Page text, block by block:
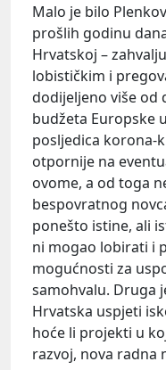
Malo je bilo
prošlih godinu
Hrvatskoj –
lobističkim i
dodijeljeno više od
budžeta Europske
posljedica korona-
otpornije na
ovome, a od toga
bespovratnog
ponešto istine, ali
ni mogao lobirati i
mogućnosti za
samohvalu. Druga
Hrvatska uspjeti
hoće li projekti u
razvoj, nova radna